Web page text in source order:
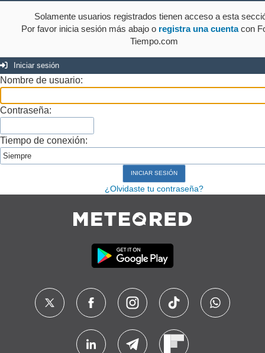
Solamente usuarios registrados tienen acceso a esta
Por favor inicia sesión más abajo o registra una cuentacon
Tiempo.com
Iniciar sesión
Nombre de usuario:
Contraseña:
Tiempo de conexión:
¿Olvidaste tu contraseña?